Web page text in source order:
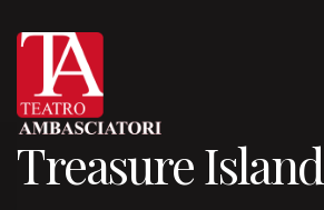
Treasure Island